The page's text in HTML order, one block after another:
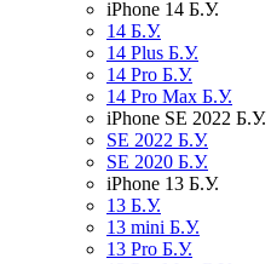
iPhone 14 Б.У.
14 Б.У.
14 Plus Б.У.
14 Pro Б.У.
14 Pro Max Б.У.
iPhone SE 2022 Б.У.
SE 2022 Б.У.
SE 2020 Б.У.
iPhone 13 Б.У.
13 Б.У.
13 mini Б.У.
13 Pro Б.У.